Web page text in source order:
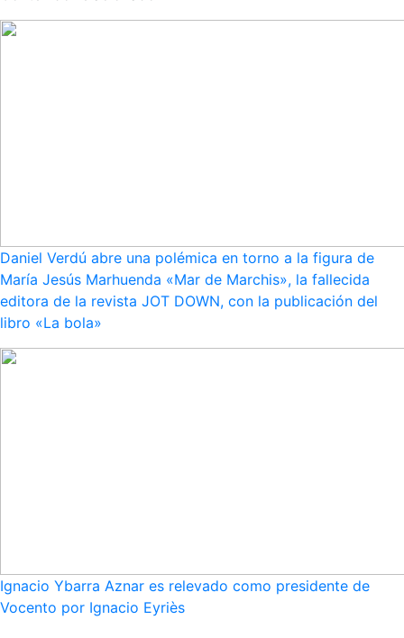
Daniel Verdú abre una polémica en torno a la figura de
María Jesús Marhuenda «Mar de Marchis», la fallecida
editora de la revista JOT DOWN, con la publicación del
libro «La bola»
Ignacio Ybarra Aznar es relevado como presidente de
Vocento por Ignacio Eyriès